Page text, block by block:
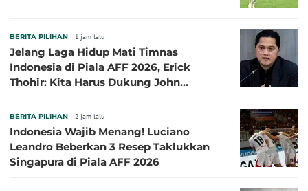
BERITA PILIHAN 1 jam lalu
Jelang Laga Hidup Mati Timnas
Indonesia di Piala AFF 2026, Erick
Thohir: Kita Harus Dukung John
BERITA PILIHAN 2 jam lalu
Indonesia Wajib Menang! Luciano
Leandro Beberkan 3 Resep Taklukkan
Singapura di Piala AFF 2026